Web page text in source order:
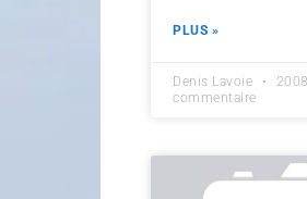
PLUS »
Denis Lavoie
commentaire